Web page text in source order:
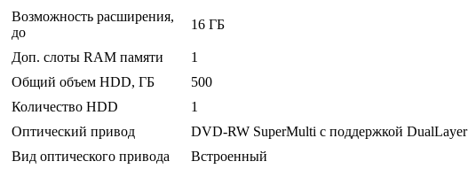
Возможность расширения,
до
16 ГБ
Доп. слоты RAM памяти
1
Общий объем HDD, ГБ
500
Количество HDD
1
Оптический привод
DVD-RW SuperMulti с поддержкой DualLayer
Вид оптического привода
Встроенный